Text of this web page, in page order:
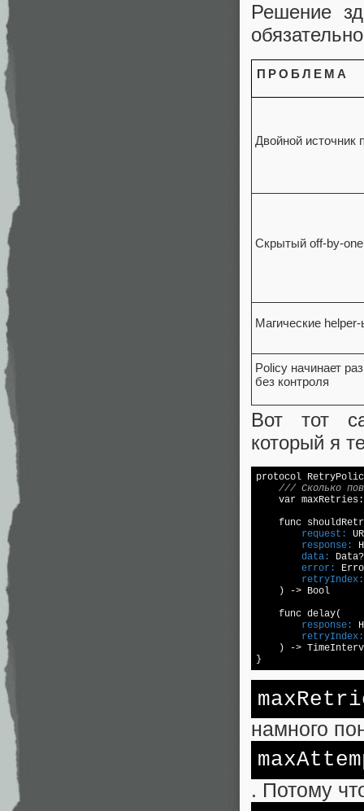
Решение
ПРОБЛЕМА
Двойной источник
Скрытый
Магические
Policy начинает
без контроля
Вот тот
который я
protocol
/// Сколько
var
        request:
        response:
        data:
        error:
        retryIndex:
    ) -> Bool
        response:
        retryIndex:
) ->
намного
. Потому